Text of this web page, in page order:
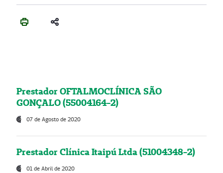
Prestador OFTALMOCLÍNICA SÃO
GONÇALO (55004164-2)
07 de Agosto de 2020
Prestador Clínica Itaipú Ltda (51004348-2)
01 de Abril de 2020